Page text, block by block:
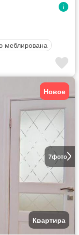
меблирована
7фото
Новое
Квартира